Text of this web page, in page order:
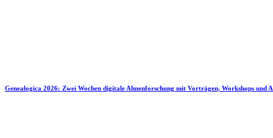
Genealogica 2026: Zwei Wochen digitale Ahnenforschung mit Vorträgen, Workshops und